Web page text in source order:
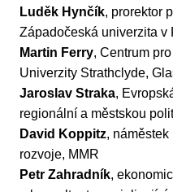
Luděk Hynčík, prorektor
Západočeská univerzita v
Martin Ferry, Centrum
Univerzity Strathclyde,
Jaroslav Straka,
regionální a městskou
David Koppitz,
rozvoje, MMR
Petr Zahradník,